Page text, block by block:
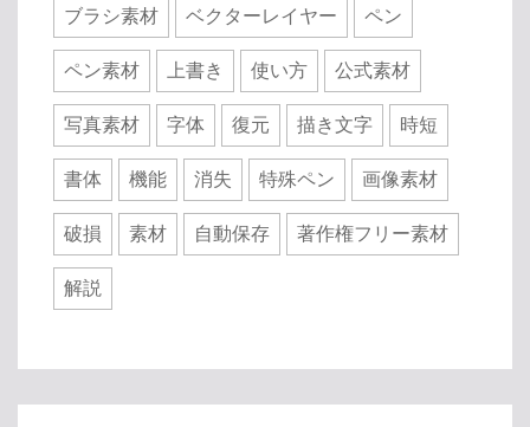
ブラシ素材 ベクターレイヤー ペン
ペン素材 上書き 使い方 公式素材
写真素材 字体 復元 描き文字 時短
書体 機能 消失 特殊ペン 画像素材
破損 素材 自動保存 著作権フリー素材
解説